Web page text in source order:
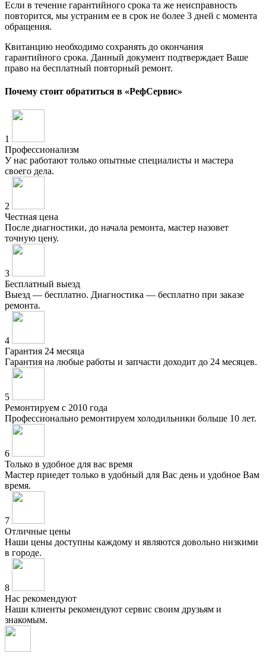
Если в течение гарантийного срока та же неисправность
повторится, мы устраним ее в срок не более 3 дней с момента
обращения.
Квитанцию необходимо сохранять до окончания
гарантийного срока. Данный документ подтверждает Ваше
право на бесплатный повторный ремонт.
Почему стоит обратиться в «РефСервис»
1
Профессионализм
У нас работают только опытные специалисты и мастера
своего дела.
2
Честная цена
После диагностики, до начала ремонта, мастер назовет
точную цену.
3
Бесплатный выезд
Выезд — бесплатно. Диагностика — бесплатно при заказе
ремонта.
4
Гарантия 24 месяца
Гарантия на любые работы и запчасти доходит до 24 месяцев.
5
Ремонтируем с 2010 года
Профессионально ремонтируем холодильники больше 10 лет.
6
Только в удобное для вас время
Мастер приедет только в удобный для Вас день и удобное Вам
время.
7
Отличные цены
Наши цены доступны каждому и являются довольно низкими
в городе.
8
Нас рекомендуют
Наши клиенты рекомендуют сервис своим друзьям и
знакомым.